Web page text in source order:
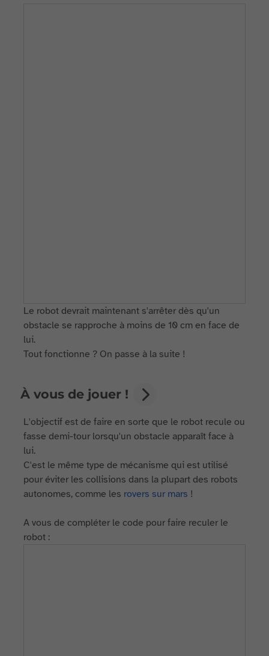
Le robot devrait maintenant s'arrêter dès qu'un
obstacle se rapproche à moins de 10 cm en face de
lui.
Tout fonctionne ? On passe à la suite !
À vous de jouer !
L'objectif est de faire en sorte que le robot recule ou
fasse demi-tour lorsqu'un obstacle apparaît face à
lui.
C'est le même type de mécanisme qui est utilisé
pour éviter les collisions dans la plupart des robots
autonomes, comme les rovers sur mars !
A vous de compléter le code pour faire reculer le
robot :